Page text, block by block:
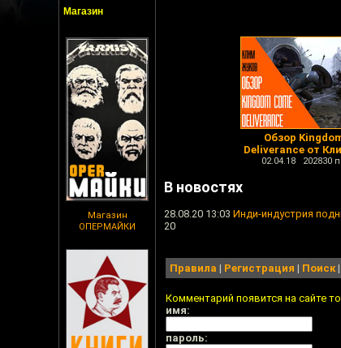
Магазин
Магазин
ОПЕРМАЙКИ
Обзор
Deliverance от
02.04.18 202830
В новостях
28.08.20 13:03 Инди-индустрия
20
Правила | Регистрация | Поиск|
Комментарий появится на сайте
имя:
пароль: